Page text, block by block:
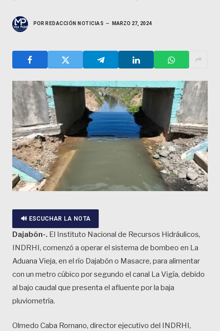
POR REDACCIÓN NOTICIAS MARZO 27, 2024
🔊 ESCUCHAR LA NOTA
Dajabón-. El Instituto Nacional de Recursos Hidráulicos,
INDRHI, comenzó a operar el sistema de bombeo en La
Aduana Vieja, en el río Dajabón o Masacre, para alimentar
con un metro cúbico por segundo el canal La Vigía, debido
al bajo caudal que presenta el afluente por la baja
pluviometría.
Olmedo Caba Romano, director ejecutivo del INDRHI,